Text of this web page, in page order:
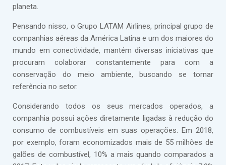
planeta.
Pensando nisso, o Grupo LATAM Airlines, principal grupo de
companhias aéreas da América Latina e um dos maiores do
mundo em conectividade, mantém diversas iniciativas que
procuram colaborar constantemente para com a
conservação do meio ambiente, buscando se tornar
referência no setor.
Considerando todos os seus mercados operados, a
companhia possui ações diretamente ligadas à redução do
consumo de combustíveis em suas operações. Em 2018,
por exemplo, foram economizados mais de 55 milhões de
galões de combustível, 10% a mais quando comparados a